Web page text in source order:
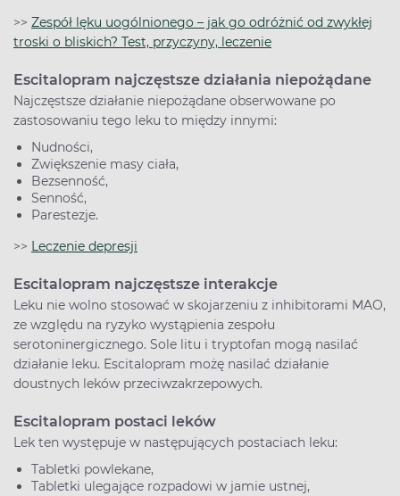
>> Zespół lęku uogólnionego – jak go odróżnić od zwykłej
troski o bliskich? Test, przyczyny, leczenie
Escitalopram najczęstsze działania niepożądane
Najczęstsze działanie niepożądane obserwowane po
zastosowaniu tego leku to między innymi:
Nudności,
Zwiększenie masy ciała,
Bezsenność,
Senność,
Parestezje.
>> Leczenie depresji
Escitalopram najczęstsze interakcje
Leku nie wolno stosować w skojarzeniu z inhibitorami MAO,
ze względu na ryzyko wystąpienia zespołu
serotoninergicznego. Sole litu i tryptofan mogą nasilać
działanie leku. Escitalopram możę nasilać działanie
doustnych leków przeciwzakrzepowych.
Escitalopram postaci leków
Lek ten występuje w następujących postaciach leku:
Tabletki powlekane,
Tabletki ulegające rozpadowi w jamie ustnej,